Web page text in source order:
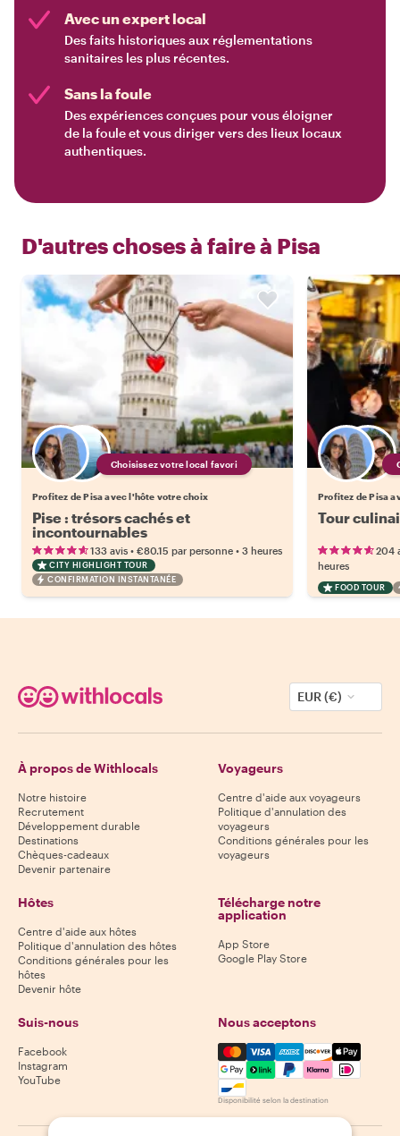
Avec un expert local
Des faits historiques aux réglementations
sanitaires les plus récentes.
Sans la foule
Des expériences conçues pour vous éloigner
de la foule et vous diriger vers des lieux locaux
authentiques.
D'autres choses à faire à Pisa
Choisissez votre local favori
Profitez de Pisa avec l'hôte votre choix
Pise : trésors cachés et
incontournables
133 avis • €80.15 par personne • 3 heures
CITY HIGHLIGHT TOUR
CONFIRMATION INSTANTANÉE
Profitez de Pisa
Tour
204
heures
FOOD TOUR
EUR (€)
À propos de Withlocals
Notre histoire
Recrutement
Développement durable
Destinations
Chèques-cadeaux
Devenir partenaire
Voyageurs
Centre d'aide aux voyageurs
Politique d'annulation des
voyageurs
Conditions générales pour les
voyageurs
Hôtes
Centre d'aide aux hôtes
Politique d'annulation des hôtes
Conditions générales pour les
hôtes
Devenir hôte
Télécharge notre
application
App Store
Google Play Store
Suis-nous
Facebook
Instagram
YouTube
Nous acceptons
Mastercard, Visa, Amex,
Disponibilité selon la destination